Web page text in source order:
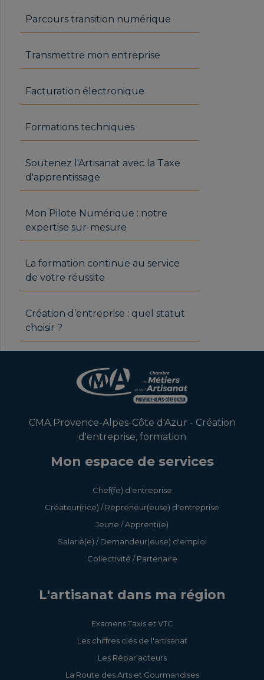
Parcours transition numérique
Transmettre mon entreprise
Facturation électronique
Formations techniques
Soutenez l'Artisanat avec la Taxe
d'apprentissage
Mon Pilote Numérique : notre
expertise sur-mesure
La formation continue au service
de votre réussite
Création d’entreprise : quel statut
choisir ?
CMA Provence-Alpes-Côte d'Azur - Création
d'entreprise, formation
Mon espace de services
Chef(fe) d'entreprise
Créateur(rice) / Repreneur(euse) d'entreprise
Jeune / Apprenti(e)
Salarié(e) / Demandeur(euse) d'emploi
Collectivité / Partenaire
L'artisanat dans ma région
Examens Taxis et VTC
Les chiffres clés de l'artisanat
Les Répar'acteurs
La Route des Arts et Gourmandises